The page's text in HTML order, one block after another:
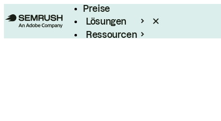
Preise
Lösungen
Ressourcen